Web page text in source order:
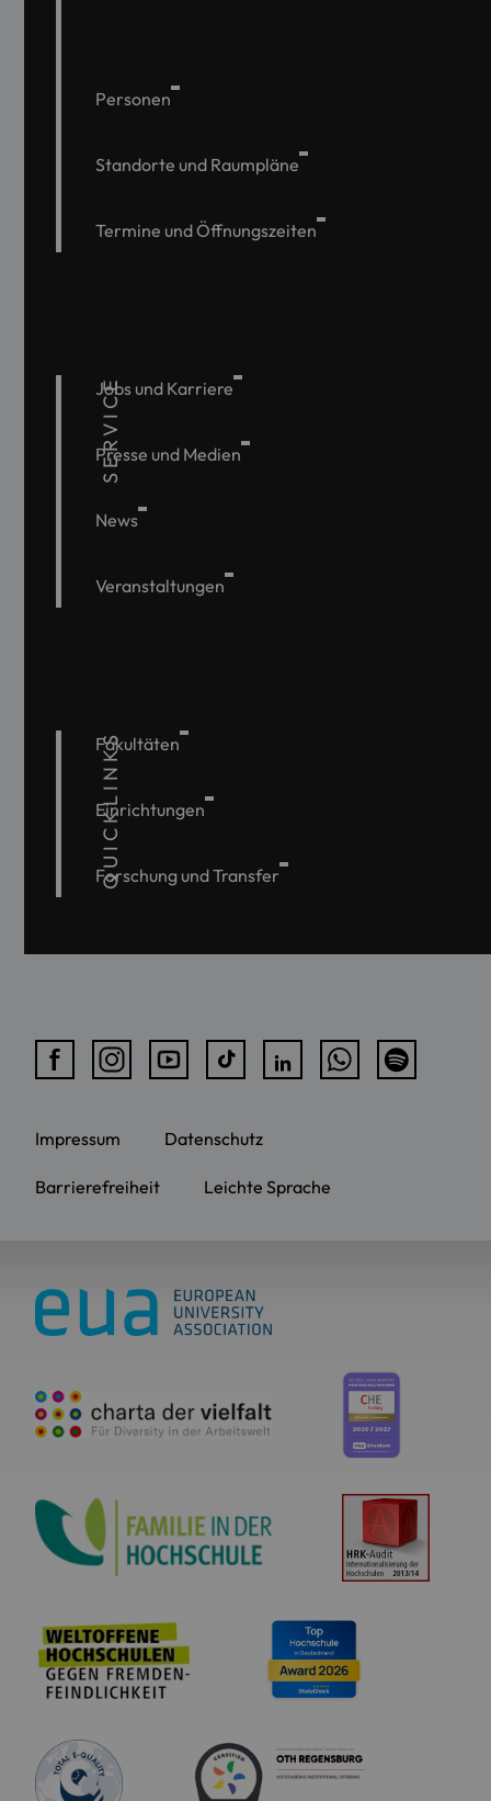
Personen
Standorte und Raumpläne
Termine und Öffnungszeiten
SERVICE
Jobs und Karriere
Presse und Medien
News
Veranstaltungen
QUICKLINKS
Fakultäten
Einrichtungen
Forschung und Transfer
Impressum Datenschutz
Barrierefreiheit Leichte Sprache